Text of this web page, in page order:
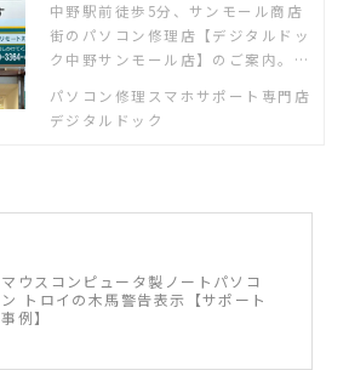
ドック中野サンモール店
中野駅前徒歩5分、サンモール商店
街のパソコン修理店【デジタルドッ
ク中野サンモール店】のご案内。パ
にご相談ください。お持込・出張・
リモートにて対応をいたします。
パソコン修理スマホサポート専門店
デジタルドック
マウスコンピュータ製ノートパソコ
ン トロイの木馬警告表示【サポート
事例】